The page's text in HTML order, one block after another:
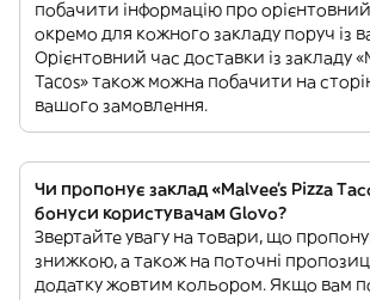
побачити інформацію про
окремо для кожного закладу поруч із
Орієнтовний час доставки із закладу
Tacos» також можна побачити на
вашого замовлення.
Чи пропонує заклад «Malvee’s Pizza
бонуси користувачам Glovo?
Звертайте увагу на товари, що
знижкою, а також на поточні
додатку жовтим кольором. Якщо вам